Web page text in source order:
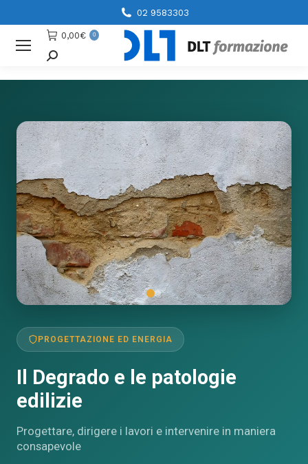
02 9583303
0,00€ 0
Cerca
PROGETTAZIONE ED ENERGIA
Il Degrado e le patologie
edilizie
Progettare, dirigere i lavori e intervenire in maniera
consapevole